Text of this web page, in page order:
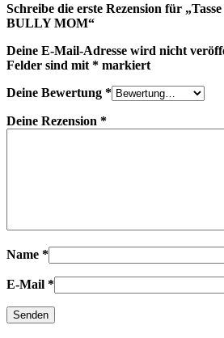
Schreibe die erste Rezension für
BULLY MOM“
Deine E-Mail-Adresse wird nicht
Felder sind mit * markiert
Deine Bewertung *
Deine Rezension *
Name *
E-Mail *